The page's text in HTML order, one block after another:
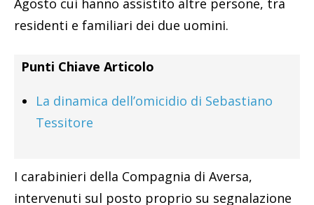
Agosto cui hanno assistito altre persone, tra
residenti e familiari dei due uomini.
Punti Chiave Articolo
La dinamica dell’omicidio di Sebastiano
Tessitore
I carabinieri della Compagnia di Aversa,
intervenuti sul posto proprio su segnalazione